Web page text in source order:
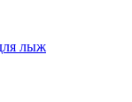
лыж